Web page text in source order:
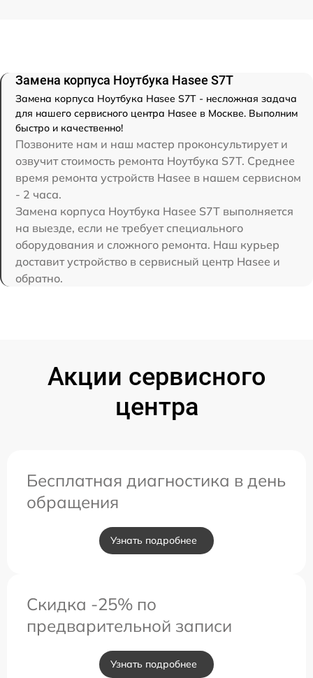
Замена корпуса Ноутбука Hasee S7T
Замена корпуса Ноутбука Hasee S7T - несложная задача
для нашего сервисного центра Hasee в Москве. Выполним
быстро и качественно!
Позвоните нам и наш мастер проконсультирует и
озвучит стоимость ремонта Ноутбука S7T. Среднее
время ремонта устройств Hasee в нашем сервисном
- 2 часа.
Замена корпуса Ноутбука Hasee S7T выполняется
на выезде, если не требует специального
оборудования и сложного ремонта. Наш курьер
доставит устройство в сервисный центр Hasee и
обратно.
Акции сервисного
центра
Бесплатная диагностика в день
обращения
Узнать подробнее
Скидка -25% по
предварительной записи
Узнать подробнее